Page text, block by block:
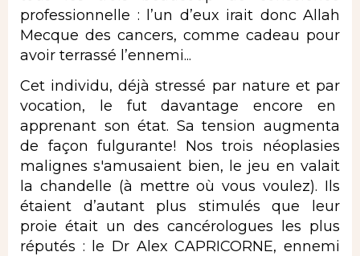
professionnelle : l’un d’eux irait donc Allah
Mecque des cancers, comme cadeau pour
avoir terrassé l’ennemi...
Cet individu, déjà stressé par nature et par
vocation, le fut davantage encore en
apprenant son état. Sa tension augmenta
de façon fulgurante! Nos trois néoplasies
malignes s'amusaient bien, le jeu en valait
la chandelle (à mettre où vous voulez). Ils
étaient d’autant plus stimulés que leur
proie était un des cancérologues les plus
réputés : le Dr Alex CAPRICORNE, ennemi